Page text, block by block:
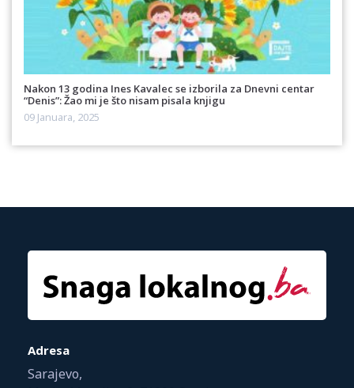
Nakon 13 godina Ines Kavalec se izborila za Dnevni centar
“Denis”: Žao mi je što nisam pisala knjigu
09 Januara, 2025
Adresa
Sarajevo,